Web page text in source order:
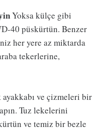
Yoksa külçe gibi
40 püskürtün. Benzer
her yere az miktarda
tekerlerine,
ayakkabı ve çizmeleri bir
Tuz lekelerini
ve temiz bir bezle